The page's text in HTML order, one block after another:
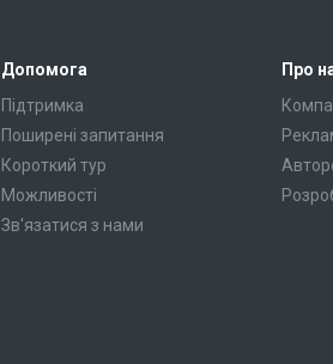
Допомога
Підтримка
Поширені запитання
Короткий тур
Можливості
Зв'язатися з нами
Про